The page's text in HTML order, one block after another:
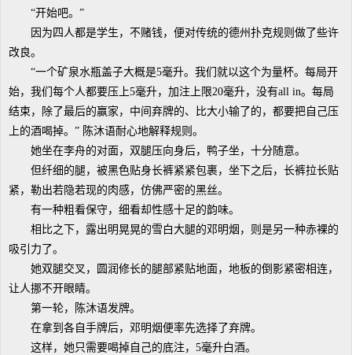
“开始吧。”
因为四人都是学生，不赌钱，便对传统的德州扑克规则做了些许
改良。
“一个矿泉水瓶盖子大概是5毫升。我们就以这个为量杯。每局开
始，我们每个人都要压上5毫升，加注上限20毫升，没有all in。每局
结束，除了最后的赢家，中间弃牌的、比大小输了的，都要把自己压
上的酒喝掉。” 陈沐语耐心地解释规则。
她坐在李舟的对面，双腿压向身后，鸭子坐，十分随意。
但纤细的腿，被黑色贴身长裤紧紧包裹，坐下之后，长裤拉长贴
紧，勒出若隐若现的肉感，仿佛严密的黑丝。
有一种粗看保守，细看却性感十足的韵味。
相比之下，露出明晃晃的雪白大腿的邓明烟，则是另一种赤裸的
吸引力了。
她双腿交叉，圆润修长的腿部紧贴地面，地板的倒影紧密相连，
让人挪不开眼睛。
第一轮，陈沐语发牌。
在拿到各自手牌后，邓明烟便率先选择了弃牌。
这样，她只需要喝掉自己的底注，5毫升白酒。